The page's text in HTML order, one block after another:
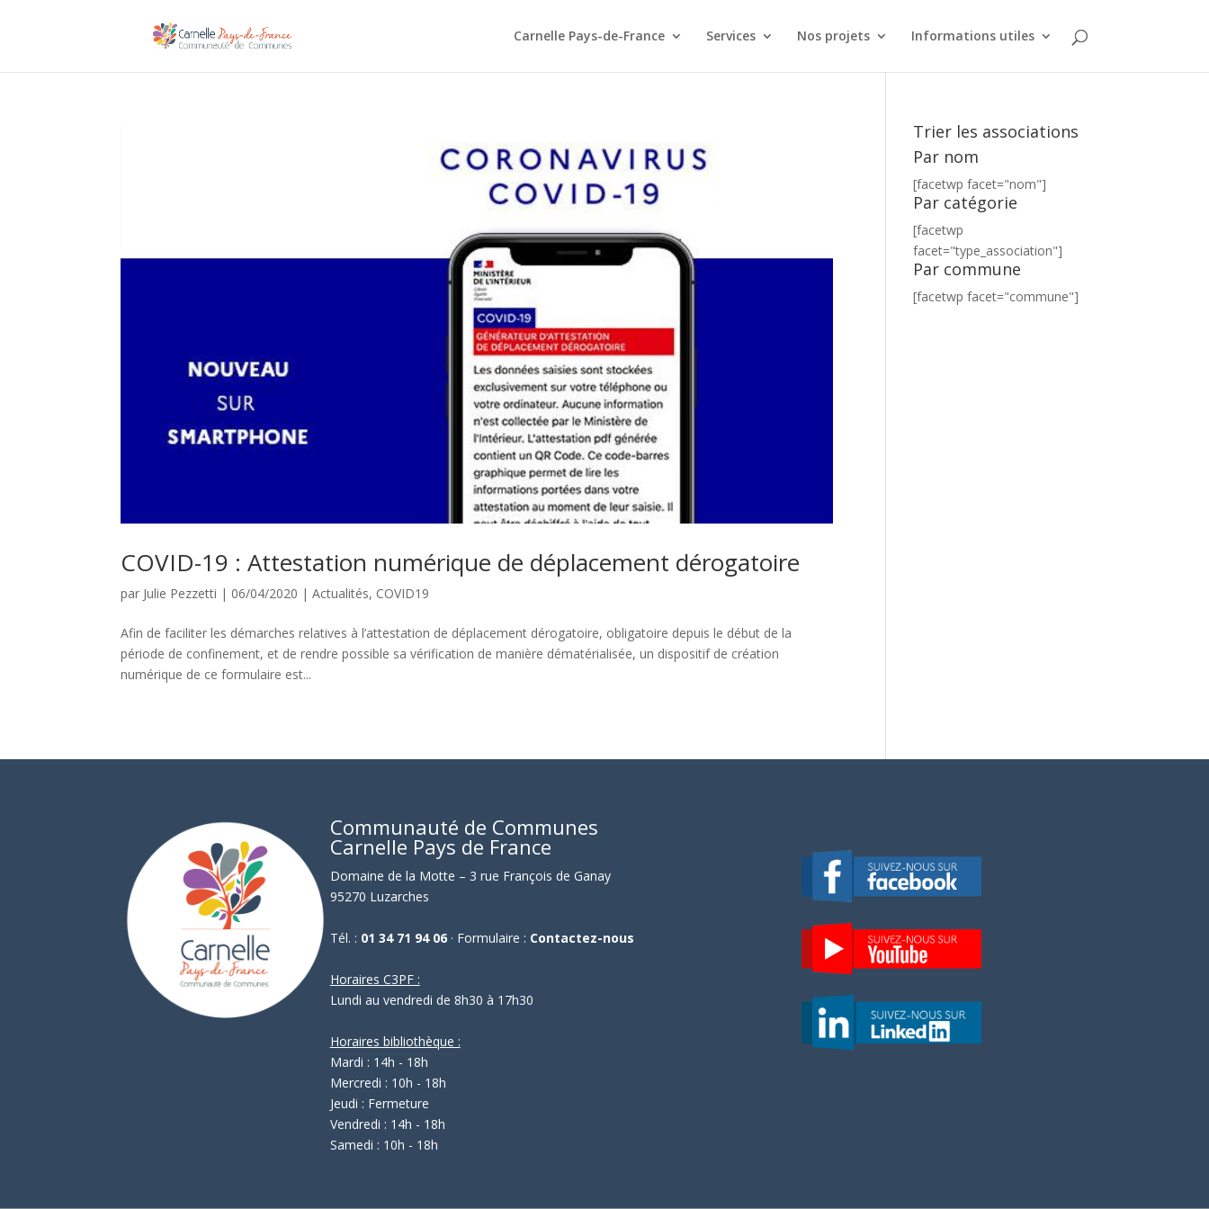
Carnelle Pays-de-France Services Nos projets Informations utiles
COVID-19 : Attestation numérique de déplacement dérogatoire
par Julie Pezzetti | 06/04/2020 |Actualités, COVID19
Afin de faciliter les démarches relatives à l’attestation de déplacement dérogatoire, obligatoire depuis le début de la
période de confinement, et de rendre possible sa vérification de manière dématérialisée, un dispositif de création
numérique de ce formulaire est...
Trier les associations
Par nom
[facetwp facet="nom"]
Par catégorie
[facetwp
facet="type_association"]
Par commune
[facetwp facet="commune"]
Communauté de Communes
Carnelle Pays de France
Domaine de la Motte – 3 rue François de Ganay
95270 Luzarches
Tél. : 01 34 71 94 06· Formulaire : Contactez-nous
Horaires C3PF :
Lundi au vendredi de 8h30 à 17h30
Horaires bibliothèque :
Mardi : 14h - 18h
Mercredi : 10h - 18h
Jeudi : Fermeture
Vendredi : 14h - 18h
Samedi : 10h - 18h